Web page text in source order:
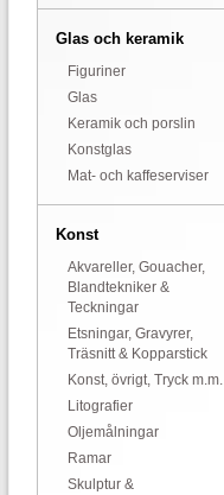
Glas och keramik
Figuriner
Glas
Keramik och porslin
Konstglas
Mat- och kaffeserviser
Konst
Akvareller, Gouacher,
Blandtekniker &
Teckningar
Etsningar, Gravyrer,
Träsnitt & Kopparstick
Konst, övrigt, Tryck m.m.
Litografier
Oljemålningar
Ramar
Skulptur &